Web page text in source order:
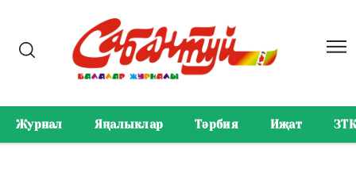
Журнал Яңалыклар Тәрбия Иҗат ЗТК